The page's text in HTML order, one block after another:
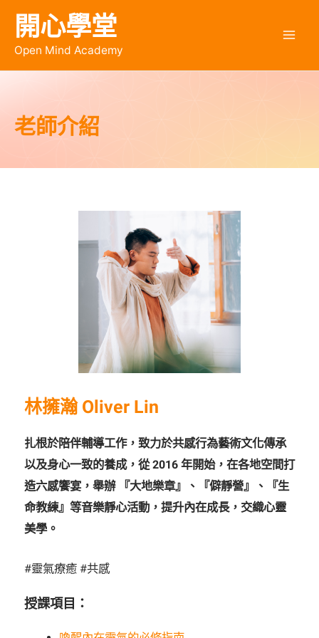
開心學堂
Open Mind Academy
老師介紹
林擁瀚 Oliver Lin
扎根於陪伴輔導⼯作，致力於共感⾏為藝術⽂化傳承
以及⾝⼼⼀致的養成，從 2016 年開始，在各地空間打
造六感饗宴，舉辦 『⼤地樂章』、『僻靜營』、『⽣
命教練』等⾳樂靜⼼活動，提升內在成長，交織⼼靈
美學。
#靈氣療癒 #共感
授課項目：